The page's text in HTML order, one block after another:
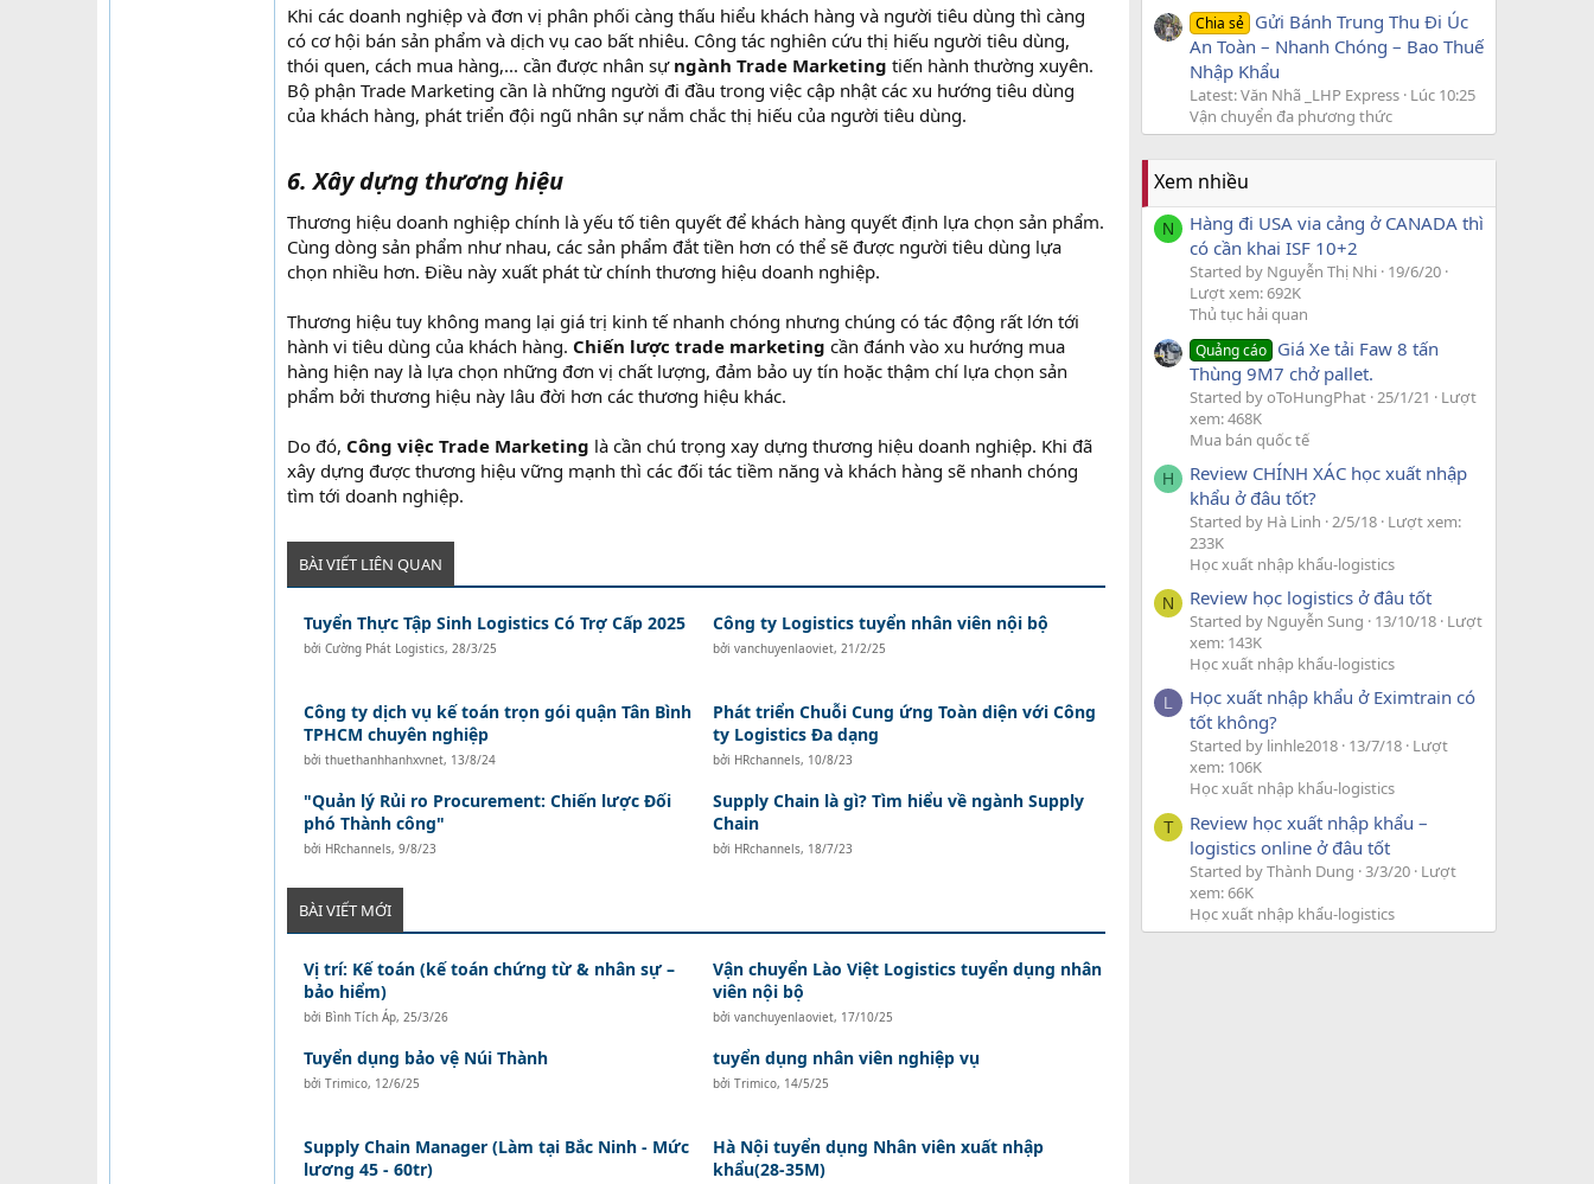
Khi các doanh nghiệp và đơn vị phân phối càng thấu hiểu khách hàng và người tiêu dùng thì càng
có cơ hội bán sản phẩm và dịch vụ cao bất nhiêu. Công tác nghiên cứu thị hiếu người tiêu dùng,
thói quen, cách mua hàng,... cần được nhân sự ngành Trade Marketing tiến hành thường xuyên.
Bộ phận Trade Marketing cần là những người đi đầu trong việc cập nhật các xu hướng tiêu dùng
của khách hàng, phát triển đội ngũ nhân sự nắm chắc thị hiếu của người tiêu dùng.
6. Xây dựng thương hiệu
Thương hiệu doanh nghiệp chính là yếu tố tiên quyết để khách hàng quyết định lựa chọn sản phẩm.
Cùng dòng sản phẩm như nhau, các sản phẩm đắt tiền hơn có thể sẽ được người tiêu dùng lựa
chọn nhiều hơn. Điều này xuất phát từ chính thương hiệu doanh nghiệp.
Thương hiệu tuy không mang lại giá trị kinh tế nhanh chóng nhưng chúng có tác động rất lớn tới
hành vi tiêu dùng của khách hàng. Chiến lược trade marketing cần đánh vào xu hướng mua
hàng hiện nay là lựa chọn những đơn vị chất lượng, đảm bảo uy tín hoặc thậm chí lựa chọn sản
phẩm bởi thương hiệu này lâu đời hơn các thương hiệu khác.
Do đó, Công việc Trade Marketing là cần chú trọng xay dựng thương hiệu doanh nghiệp. Khi đã
xây dựng được thương hiệu vững mạnh thì các đối tác tiềm năng và khách hàng sẽ nhanh chóng
tìm tới doanh nghiệp.
BÀI VIẾT LIÊN QUAN
Tuyển Thực Tập Sinh Logistics Có Trợ Cấp 2025
bởi Cường Phát Logistics, 28/3/25
Công ty Logistics tuyển nhân viên nội bộ
bởi vanchuyenlaoviet, 21/2/25
Công ty dịch vụ kế toán trọn gói quận Tân Bình
TPHCM chuyên nghiệp
bởi thuethanhhanhxvnet, 13/8/24
Phát triển Chuỗi Cung ứng Toàn diện với Công
ty Logistics Đa dạng
bởi HRchannels, 10/8/23
"Quản lý Rủi ro Procurement: Chiến lược Đối
phó Thành công"
bởi HRchannels, 9/8/23
Supply Chain là gì? Tìm hiểu về ngành Supply
Chain
bởi HRchannels, 18/7/23
BÀI VIẾT MỚI
Vị trí: Kế toán (kế toán chứng từ & nhân sự –
bảo hiểm)
bởi Bình Tích Áp, 25/3/26
Vận chuyển Lào Việt Logistics tuyển dụng nhân
viên nội bộ
bởi vanchuyenlaoviet, 17/10/25
Tuyển dụng bảo vệ Núi Thành
bởi Trimico, 12/6/25
tuyển dụng nhân viên nghiệp vụ
bởi Trimico, 14/5/25
Supply Chain Manager (Làm tại Bắc Ninh - Mức
lương 45 - 60tr)
Hà Nội tuyển dụng Nhân viên xuất nhập
khẩu(28-35M)
Chia sẻ Gửi Bánh Trung Thu Đi Úc
An Toàn – Nhanh Chóng – Bao Thuế
Nhập Khẩu
Latest: Văn Nhã _LHP Express Lúc 10:25
Vận chuyển đa phương thức
Xem nhiều
N
Hàng đi USA via cảng ở CANADA thì
có cần khai ISF 10+2
Started by Nguyễn Thị Nhi 19/6/20
Lượt xem: 692K
Thủ tục hải quan
Quảng cáo Giá Xe tải Faw 8 tấn
Thùng 9M7 chở pallet.
Started by oToHungPhat 25/1/21
Lượt
xem: 468K
Mua bán quốc tế
H
Review CHÍNH XÁC học xuất nhập
khẩu ở đâu tốt?
Started by Hà Linh 2/5/18 Lượt xem:
233K
Học xuất nhập khẩu-logistics
N Review học logistics ở đâu tốt
Started by Nguyễn Sung 13/10/18 Lượt
xem: 143K
Học xuất nhập khẩu-logistics
L
Học xuất nhập khẩu ở Eximtrain có
tốt không?
Started by linhle2018 13/7/18 Lượt
xem: 106K
Học xuất nhập khẩu-logistics
T
Review học xuất nhập khẩu –
logistics online ở đâu tốt
Started by Thành Dung 3/3/20 Lượt
xem: 66K
Học xuất nhập khẩu-logistics